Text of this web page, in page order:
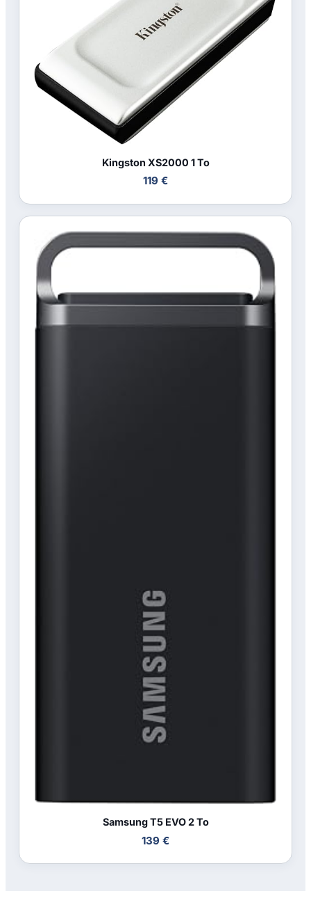
Kingston XS2000 1 To
119 €
Samsung T5 EVO 2 To
139 €